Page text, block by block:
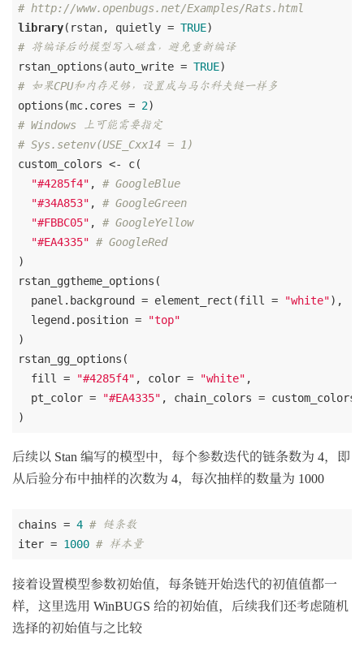
# http://www.openbugs.net/Examples/Rats.html
library(rstan, quietly = TRUE
# 将编译后的模型写入磁盘，避免重新编译
rstan_options(auto_write = TRUE
# 如果CPU和内存足够，设置成与马尔科夫链一样多
options(mc.cores = 2
# Windows 上可能需要指定
# Sys.setenv(USE_Cxx14 = 1)
custom_colors <- c(
"#4285f4" , # GoogleBlue
"#34A853" , # GoogleGreen
"#FBBC05" , # GoogleYellow
"#EA4335" # GoogleRed
)
rstan_ggtheme_options(
  panel.background = element_rect(fill =
"white"),
  legend.position =
"top"
)
rstan_gg_options(
  fill =
"#4285f4" , color = "white" ,
  pt_color =
"#EA4335" , chain_colors = custom_colors
后续以 Stan 编写的模型中，每个参数迭代的链条数为 4，即
从后验分布中抽样的次数为 4，每次抽样的数量为 1000
chains = 4 # 链条数
iter = 1000 # 样本量
接着设置模型参数初始值，每条链开始迭代的初值值都一
样，这里选用 WinBUGS 给的初始值，后续我们还考虑随机
选择的初始值与之比较